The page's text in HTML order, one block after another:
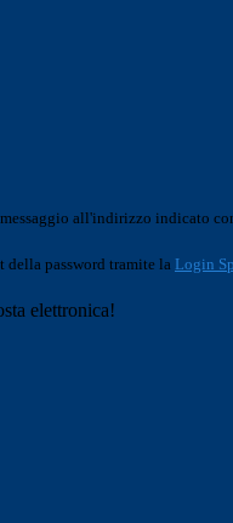
all'indirizzo indicato
della password tramite la Login
elettronica!